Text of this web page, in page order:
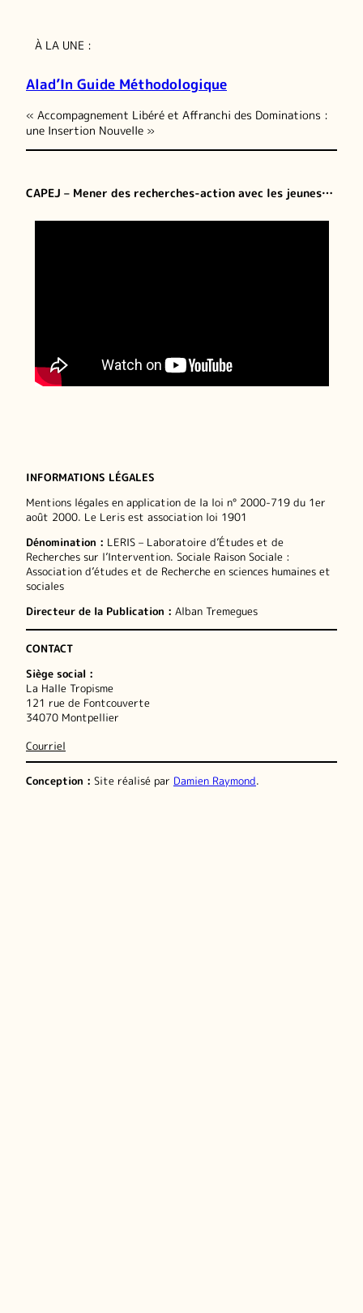
À LA UNE :
Alad’In Guide Méthodologique
« Accompagnement Libéré et Affranchi des Dominations :
une Insertion Nouvelle »
CAPEJ – Mener des recherches-action avec les jeunes…
INFORMATIONS LÉGALES
Mentions légales en application de la loi n° 2000-719 du 1er
août 2000. Le Leris est association loi 1901
Dénomination : LERIS – Laboratoire d’Études et de
Recherches sur l’Intervention. Sociale Raison Sociale :
Association d’études et de Recherche en sciences humaines et
sociales
Directeur de la Publication : Alban Tremegues
CONTACT
Siège social :
La Halle Tropisme
121 rue de Fontcouverte
34070 Montpellier
Courriel
Conception : Site réalisé par Damien Raymond.